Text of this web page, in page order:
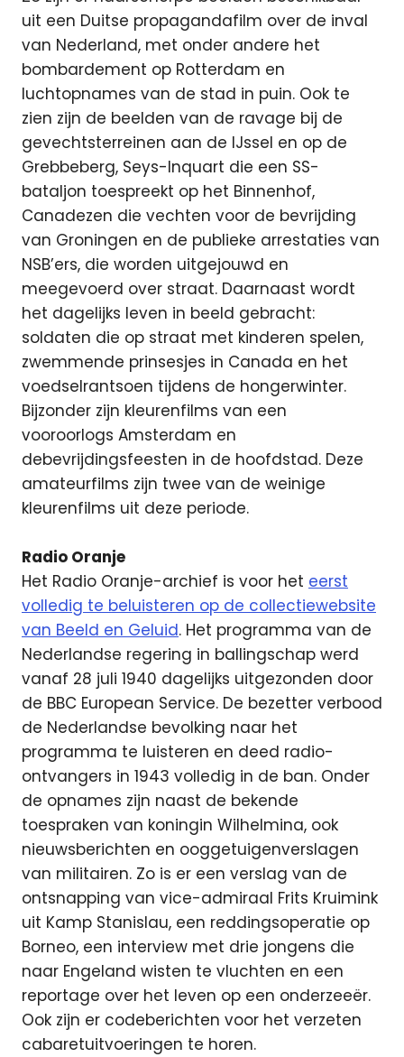
uit een Duitse propagandafilm over de inval
van Nederland, met onder andere het
bombardement op Rotterdam en
luchtopnames van de stad in puin. Ook te
zien zijn de beelden van de ravage bij de
gevechtsterreinen aan de IJssel en op de
Grebbeberg, Seys-Inquart die een SS-
bataljon toespreekt op het Binnenhof,
Canadezen die vechten voor de bevrijding
van Groningen en de publieke arrestaties van
NSB’ers, die worden uitgejouwd en
meegevoerd over straat. Daarnaast wordt
het dagelijks leven in beeld gebracht:
soldaten die op straat met kinderen spelen,
zwemmende prinsesjes in Canada en het
voedselrantsoen tijdens de hongerwinter.
Bijzonder zijn kleurenfilms van een
vooroorlogs Amsterdam en
debevrijdingsfeesten in de hoofdstad. Deze
amateurfilms zijn twee van de weinige
kleurenfilms uit deze periode.
Radio Oranje
Het Radio Oranje-archief is voor het eerst
volledig te beluisteren op de collectiewebsite
van Beeld en Geluid. Het programma van de
Nederlandse regering in ballingschap werd
vanaf 28 juli 1940 dagelijks uitgezonden door
de BBC European Service. De bezetter verbood
de Nederlandse bevolking naar het
programma te luisteren en deed radio-
ontvangers in 1943 volledig in de ban. Onder
de opnames zijn naast de bekende
toespraken van koningin Wilhelmina, ook
nieuwsberichten en ooggetuigenverslagen
van militairen. Zo is er een verslag van de
ontsnapping van vice-admiraal Frits Kruimink
uit Kamp Stanislau, een reddingsoperatie op
Borneo, een interview met drie jongens die
naar Engeland wisten te vluchten en een
reportage over het leven op een onderzeeër.
Ook zijn er codeberichten voor het verzeten
cabaretuitvoeringen te horen.